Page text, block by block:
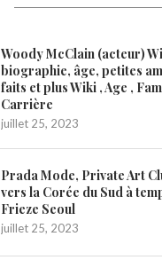
Woody McClain (acteur)
biographie, âge, petites
faits et plus Wiki , Age ,
Carrière
juillet 25, 2023
Prada Mode, Private Art
vers la Corée du Sud à
Frieze Seoul
juillet 25, 2023